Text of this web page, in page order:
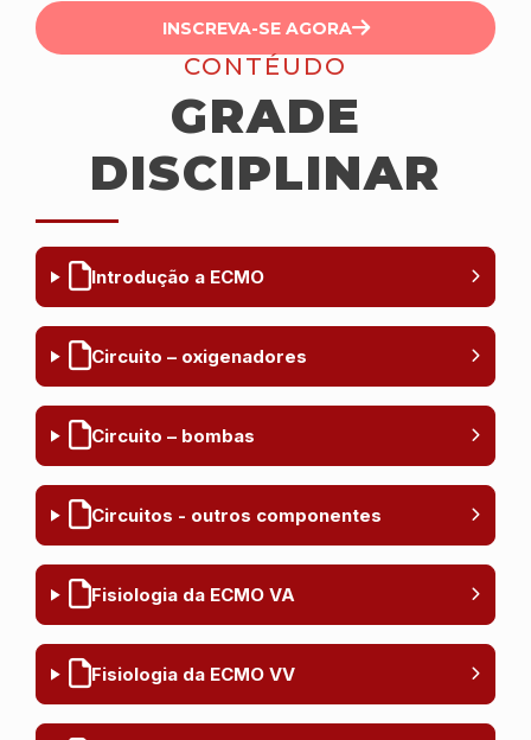
INSCREVA-SE AGORA
CONTÉUDO
GRADE
DISCIPLINAR
Introdução a ECMO
Circuito – oxigenadores
Circuito – bombas
Circuitos - outros componentes
Fisiologia da ECMO VA
Fisiologia da ECMO VV